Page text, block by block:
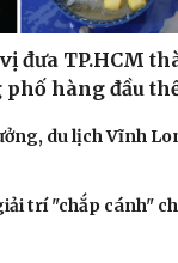
Thời
Sao
đưa TP.HCM
phố hàng đầu
du lịch Vĩnh
trí "chắp cánh"